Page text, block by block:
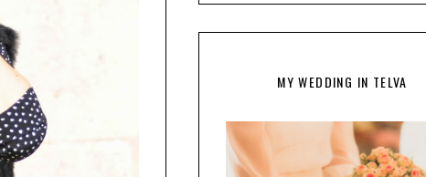
MY WEDDING IN TELVA